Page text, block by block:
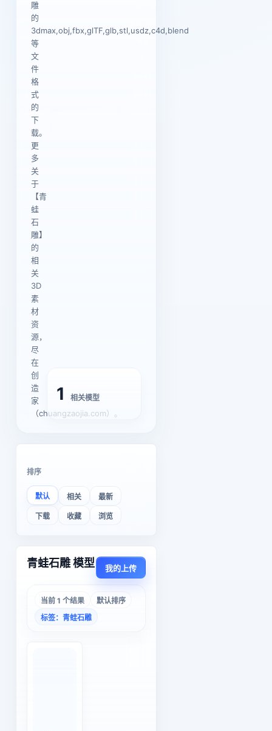
雕
的
3dmax,obj,fbx,glTF,glb,stl,usdz,c4d,blend
等
文
件
格
式
的
下
载。
更
多
关
于
【青
蛙
石
雕】
的
相
关
3D
素
材
资
源，
尽
在
创
造
家
（chuangzaojia.com）。
1 相关模型
排序
默认 相关 最新
下载 收藏 浏览
青蛙石雕 模型 我的上传
当前 1 个结果
默认排序
标签：青蛙石雕